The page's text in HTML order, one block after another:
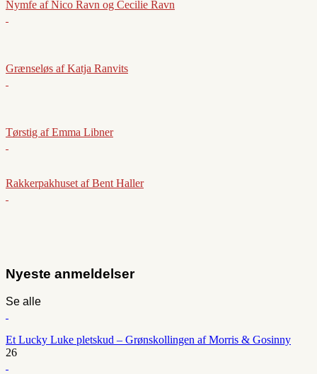
Nymfe af Nico Ravn og Cecilie Ravn
Grænseløs af Katja Ranvits
Tørstig af Emma Libner
Rakkerpakhuset af Bent Haller
Nyeste anmeldelser
Se alle
Et Lucky Luke pletskud – Grønskollingen af Morris & Gosinny
26